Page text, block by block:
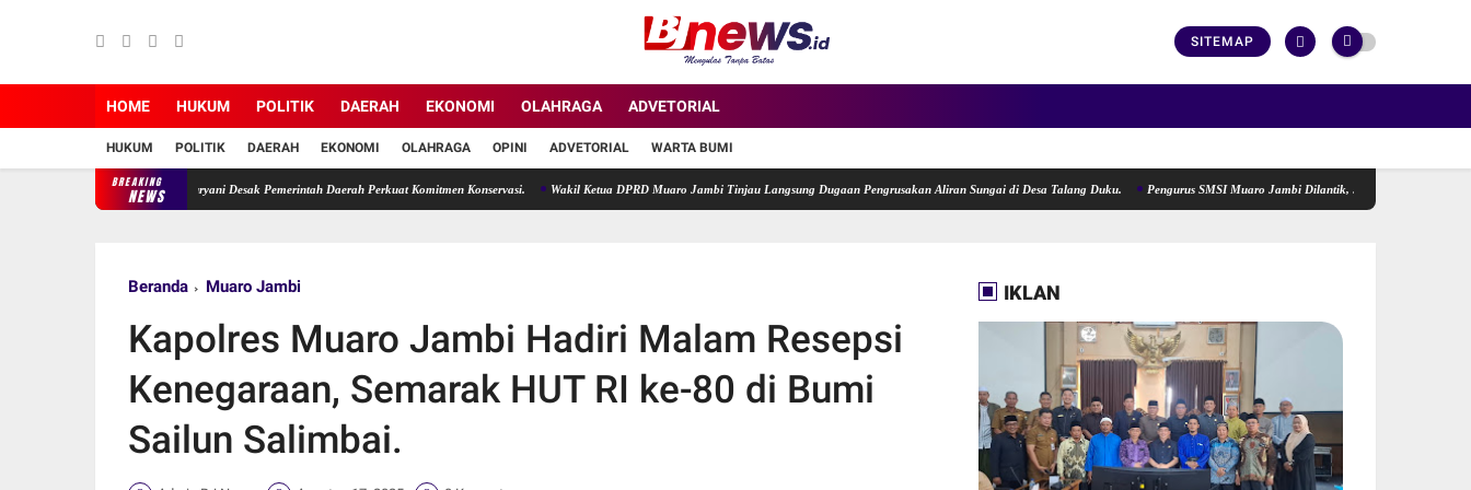
SITEMAP
HOME HUKUM POLITIK DAERAH EKONOMI OLAHRAGA ADVETORIAL
HUKUM POLITIK DAERAH EKONOMI OLAHRAGA OPINI ADVETORIAL WARTA BUMI
BREAKING
NEWS
Ade Erma Suryani Desak Pemerintah Daerah Perkuat Komitmen Konservasi. Wakil Ketua DPRD Muaro Jambi Tinjau Langsung Dugaan Pengrusakan Aliran Sungai di Desa Talang Duku. Pengurus SMSI Muaro Jambi Dilantik, Siap Menjadi Lokomotif
Beranda Muaro Jambi
Kapolres Muaro Jambi Hadiri Malam Resepsi
Kenegaraan, Semarak HUT RI ke-80 di Bumi
Sailun Salimbai.
IKLAN